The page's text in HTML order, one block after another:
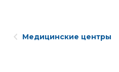
Медицинские центры